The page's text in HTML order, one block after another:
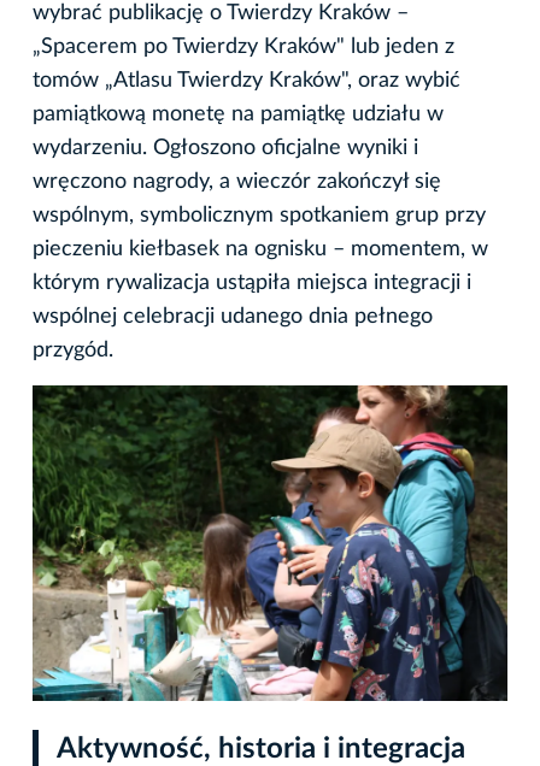
wybrać publikację o Twierdzy Kraków –
„Spacerem po Twierdzy Kraków" lub jeden z
tomów „Atlasu Twierdzy Kraków", oraz wybić
pamiątkową monetę na pamiątkę udziału w
wydarzeniu. Ogłoszono oficjalne wyniki i
wręczono nagrody, a wieczór zakończył się
wspólnym, symbolicznym spotkaniem grup przy
pieczeniu kiełbasek na ognisku – momentem, w
którym rywalizacja ustąpiła miejsca integracji i
wspólnej celebracji udanego dnia pełnego
przygód.
Aktywność, historia i integracja